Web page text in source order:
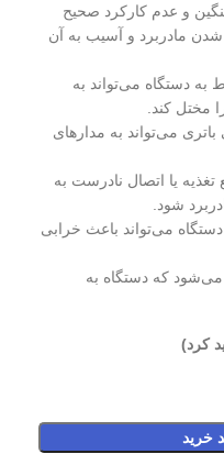
و عدم کارکرد صحیح
مادربرد و آسیب به آن
به دستگاه می‌تواند به
مختل کند.
باتری می‌تواند به مدارهای
تغذیه یا اتصال نادرست به
شود.
می‌تواند باعث خرابی
که دستگاه به
خرید